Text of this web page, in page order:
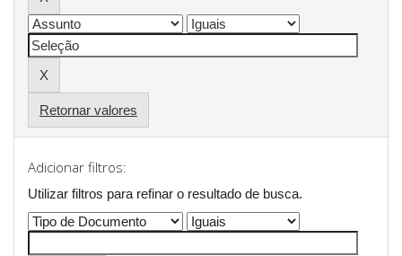
Retornar valores
Adicionar filtros:
Utilizar filtros para refinar o resultado de busca.